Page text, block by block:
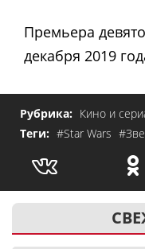
Премьера
декабря 2019
Рубрика: Кино и
Теги: #Star Wars